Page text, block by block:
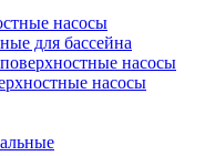
насосы
для бассейна
насосы
насосы